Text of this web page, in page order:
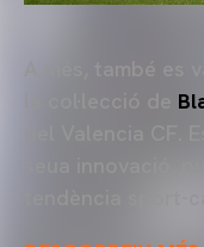
A més, també